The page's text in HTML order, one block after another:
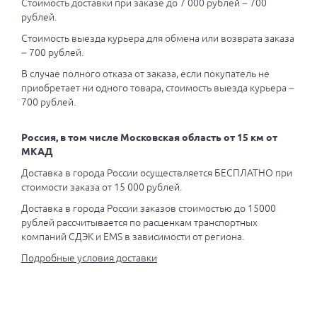
Стоимость доставки при заказе до 7 000 рублей – 700
рублей.
Стоимость выезда курьера для обмена или возврата заказа
– 700 рублей.
В случае полного отказа от заказа, если покупатель не
приобретает ни одного товара, стоимость выезда курьера –
700 рублей.
Россия, в том числе Московская область от 15 км от
МКАД
Доставка в города России осуществляется БЕСПЛАТНО при
стоимости заказа от 15 000 рублей.
Доставка в города России заказов стоимостью до 15000
рублей рассчитывается по расценкам транспортных
компаний СДЭК и EMS в зависимости от региона.
Подробные условия доставки